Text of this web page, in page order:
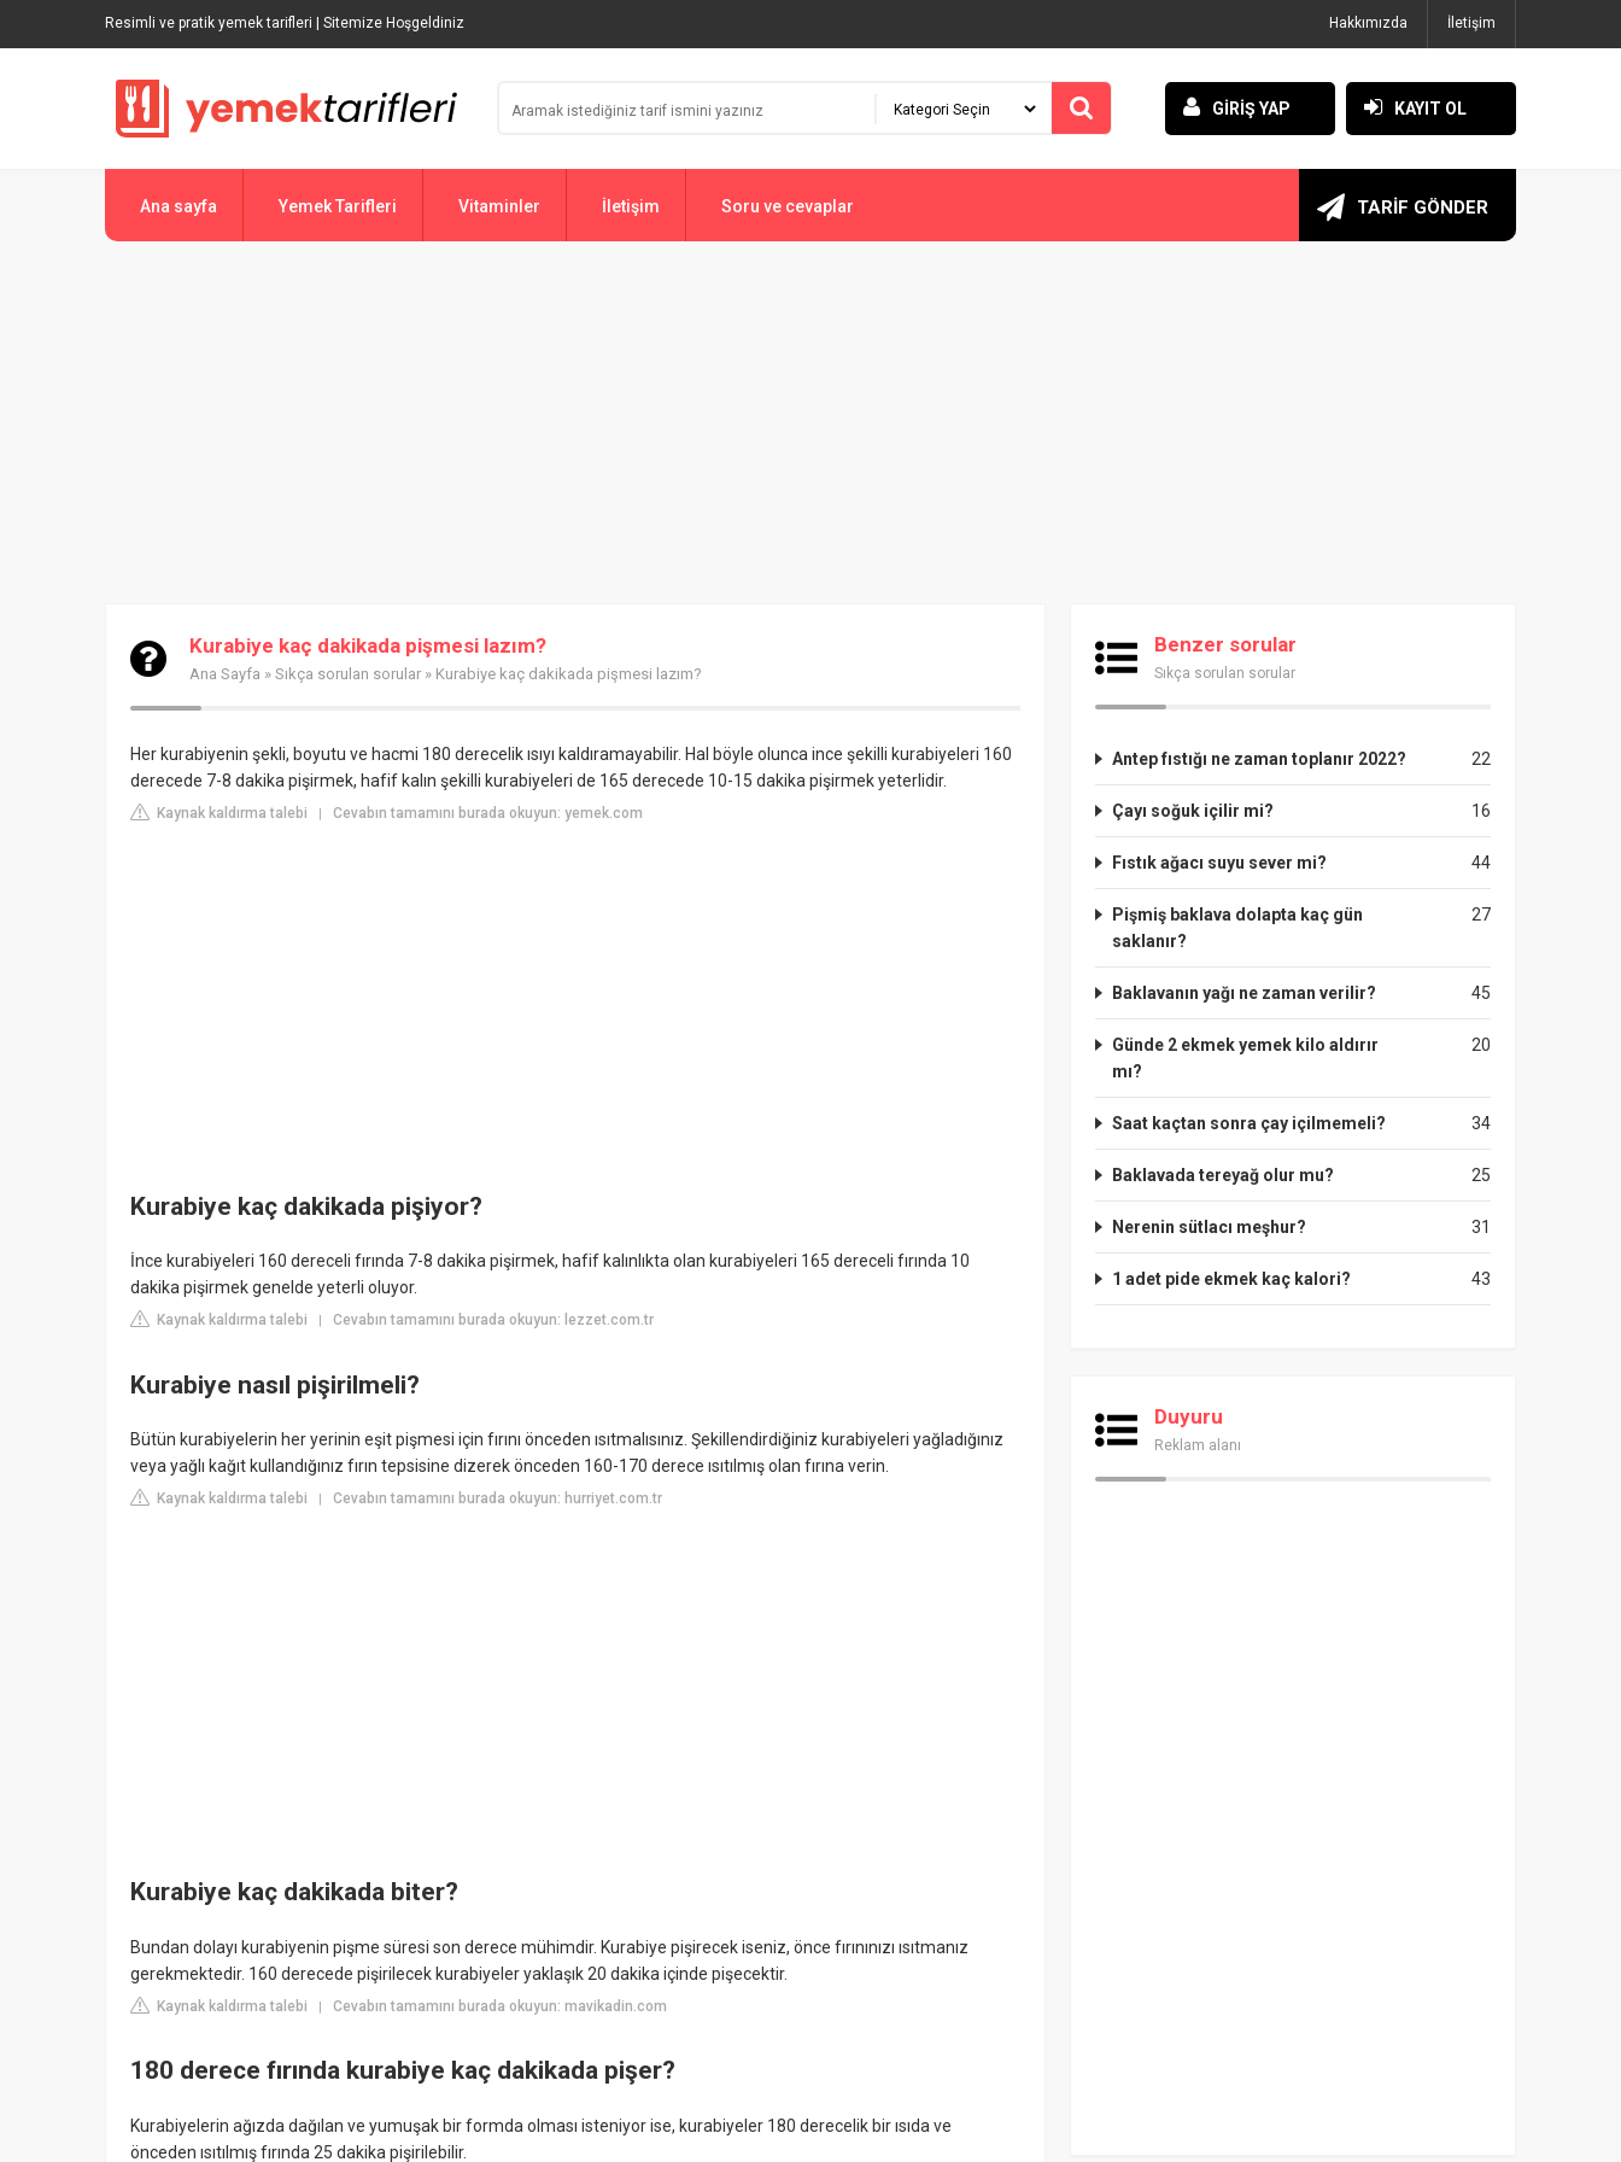
Resimli ve pratik yemek tarifleri | Sitemize Hoşgeldiniz Hakkımızda İletişim
GİRİŞ YAP KAYIT OL
Ana sayfa Yemek Tarifleri Vitaminler İletişim Soru ve cevaplar TARİF GÖNDER
Kurabiye kaç dakikada pişmesi lazım?
Ana Sayfa » Sıkça sorulan sorular » Kurabiye kaç dakikada pişmesi lazım?
Her kurabiyenin şekli, boyutu ve hacmi 180 derecelik ısıyı kaldıramayabilir. Hal böyle olunca ince şekilli kurabiyeleri 160
derecede 7-8 dakika pişirmek, hafif kalın şekilli kurabiyeleri de 165 derecede 10-15 dakika pişirmek yeterlidir.
Kaynak kaldırma talebi | Cevabın tamamını burada okuyun: yemek.com
Kurabiye kaç dakikada pişiyor?
İnce kurabiyeleri 160 dereceli fırında 7-8 dakika pişirmek, hafif kalınlıkta olan kurabiyeleri 165 dereceli fırında 10
dakika pişirmek genelde yeterli oluyor.
Kaynak kaldırma talebi Cevabın tamamını burada okuyun: lezzet.com.tr
Kurabiye nasıl pişirilmeli?
Bütün kurabiyelerin her yerinin eşit pişmesi için fırını önceden ısıtmalısınız. Şekillendirdiğiniz kurabiyeleri yağladığınız
veya yağlı kağıt kullandığınız fırın tepsisine dizerek önceden 160-170 derece ısıtılmış olan fırına verin.
Kaynak kaldırma talebi Cevabın tamamını burada okuyun: hurriyet.com.tr
Kurabiye kaç dakikada biter?
Bundan dolayı kurabiyenin pişme süresi son derece mühimdir. Kurabiye pişirecek iseniz, önce fırınınızı ısıtmanız
gerekmektedir. 160 derecede pişirilecek kurabiyeler yaklaşık 20 dakika içinde pişecektir.
Kaynak kaldırma talebi | Cevabın tamamını burada okuyun: mavikadin.com
180 derece fırında kurabiye kaç dakikada pişer?
Kurabiyelerin ağızda dağılan ve yumuşak bir formda olması isteniyor ise, kurabiyeler 180 derecelik bir ısıda ve
önceden ısıtılmış fırında 25 dakika pişirilebilir.
Benzer sorular
Sıkça sorulan sorular
22
Antep fıstığı ne zaman toplanır 2022?
16
Çayı soğuk içilir mi?
44
Fıstık ağacı suyu sever mi?
27
Pişmiş baklava dolapta kaç gün
saklanır?
45
Baklavanın yağı ne zaman verilir?
20
Günde 2 ekmek yemek kilo aldırır
mı?
34
Saat kaçtan sonra çay içilmemeli?
25
Baklavada tereyağ olur mu?
31
Nerenin sütlacı meşhur?
43
1 adet pide ekmek kaç kalori?
Duyuru
Reklam alanı